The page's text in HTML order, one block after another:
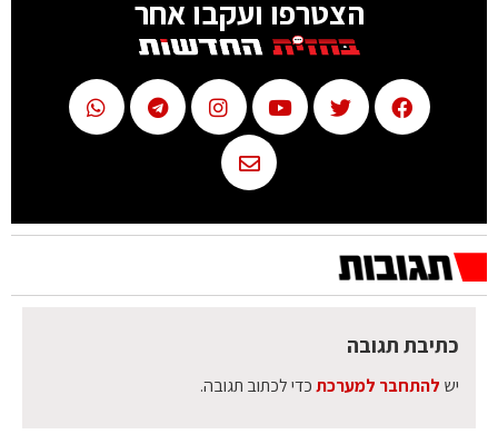
הצטרפו ועקבו אחר
כתיבת תגובה
יש להתחבר למערכתכדי לכתוב תגובה.